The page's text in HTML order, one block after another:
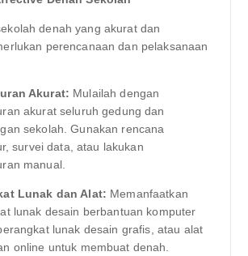
denah yang akurat dan
perencanaan dan pelaksanaan
Akurat: Mulailah dengan
akurat seluruh gedung dan
sekolah. Gunakan rencana
survei data, atau lakukan
manual.
Lunak dan Alat: Memanfaatkan
lunak desain berbantuan komputer
lunak desain grafis, atau alat
online untuk membuat denah.